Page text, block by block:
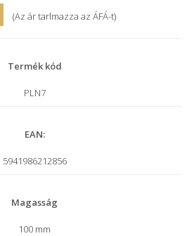
(Az ár tarlmazza az ÁFÁ-t)
Termék kód
PLN7
EAN:
5941986212856
Magasság
100 mm